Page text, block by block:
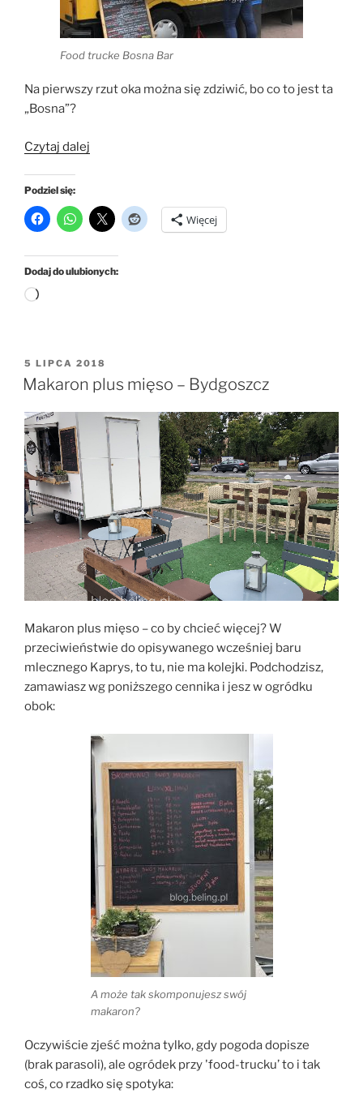
Food trucke Bosna Bar
Na pierwszy rzut oka można się zdziwić, bo co to jest ta
„Bosna”?
Czytaj dalej
Bydgoszczy
–
Podziel się:
Więcej
Dodaj do ulubionych:
Wczytywanie…
OPUBLIKOWANE
W
5 LIPCA 2018
Makaron plus mięso – Bydgoszcz
Makaron plus mięso – co by chcieć więcej? W
przeciwieństwie do opisywanego wcześniej baru
mlecznego Kaprys, to tu, nie ma kolejki. Podchodzisz,
zamawiasz wg poniższego cennika i jesz w ogródku
obok:
A może tak skomponujesz swój
makaron?
Oczywiście zjeść można tylko, gdy pogoda dopisze
(brak parasoli), ale ogródek przy 'food-trucku’ to i tak
coś, co rzadko się spotyka: